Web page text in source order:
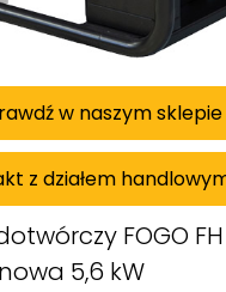
w naszym sklepie
z działem
kraju
FOGO FH
5,6 kW